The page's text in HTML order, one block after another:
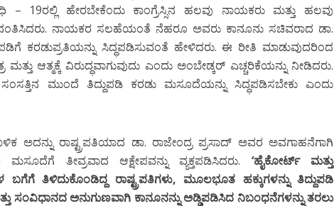
– 19ರಲ್ಲಿ ಹೇರಬೇಕೆಂದು ಕಾಂಗ್ರೆಸ್ಸಿನ ಹಲವು ನಾಯಕರು ಮತ್ತು ಹಲವು
ನಾಯಕರ ಸಲಹೆಯಂತೆ ನೆಹರೂ ಅವರು ಕಾನೂನು ಸಚಿವರಾದ ಡಾ.
ಕರಡುಪ್ರತಿಯನ್ನು ಸಿದ್ಧಪಡಿಸುವಂತೆ ಹೇಳಿದರು. ಈ ರೀತಿ ಮಾಡುವುದರಿಂದ
ಆತ್ಮಕ್ಕೆ ವಿರುದ್ಧವಾಗುವುದು ಎಂದು ಅಂಬೇಡ್ಕರ್ ಎಚ್ಚರಿಕೆಯನ್ನು ನೀಡಿದರು.
ಮುಂದೆ ತಿದ್ದುಪಡಿ ಕರಡು ಮಸೂದೆಯನ್ನು ಸಿದ್ಧಪಡಿಸಬೇಕು ಎಂದು
ಅದನ್ನು ರಾಷ್ಟ್ರಪತಿಯಾದ ಡಾ. ರಾಜೇಂದ್ರ ಪ್ರಸಾದ್ ಅವರ ಅವಗಾಹನೆಗಾಗಿ
ತೀವ್ರವಾದ ಆಕ್ಷೇಪವನ್ನು ವ್ಯಕ್ತಪಡಿಸಿದರು. ‘ಹೈಕೋರ್ಟ್ ಮತ್ತು
ತಿಳಿದುಕೊಂಡಿದ್ದ ರಾಷ್ಟ್ರಪತಿಗಳು, ಮೂಲಭೂತ ಹಕ್ಕುಗಳನ್ನು ತಿದ್ದುಪಡಿ
ಸಂವಿಧಾನದ ಅನುಗುಣವಾಗಿ ಕಾನೂನನ್ನು ಅಡ್ಡಿಪಡಿಸಿದ ನಿಬಂಧನೆಗಳನ್ನು ತರಲು